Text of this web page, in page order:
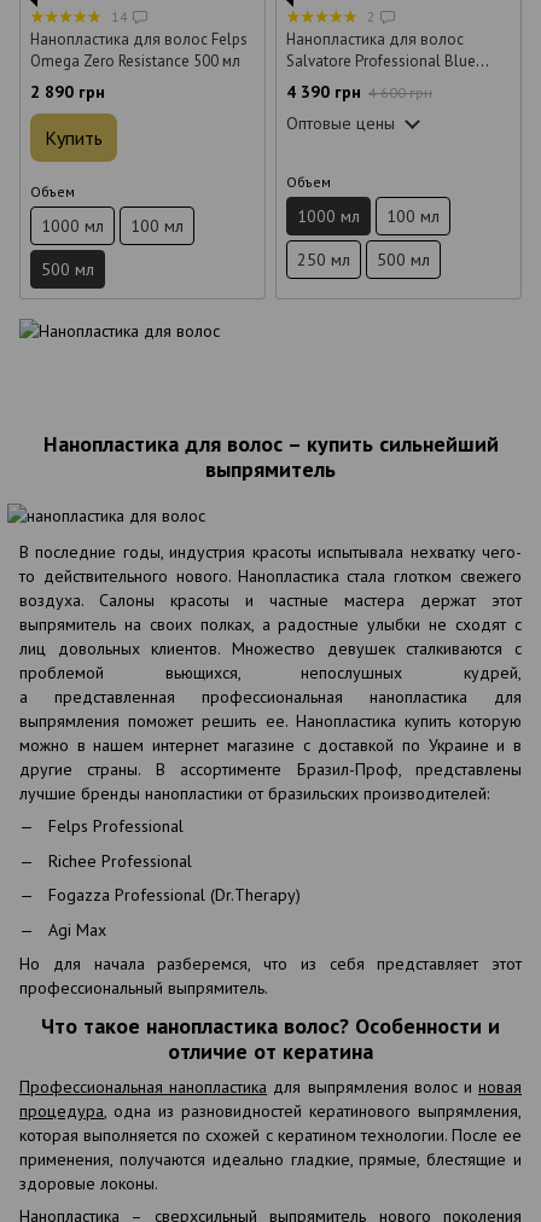
14
Нанопластика для волос Felps
Omega Zero Resistance 500 мл
2 890 грн
Купить
Объем
1000 мл
100 мл
500 мл
2
Нанопластика для волос
Salvatore Professional Blue
Gold Keratin 1 л
4 390 грн 4 600 грн
Оптовые цены
Объем
1000 мл
100 мл
250 мл
500 мл
Нанопластика для волос – купить сильнейший
выпрямитель
В последние годы, индустрия красоты испытывала нехватку чего-
то действительного нового. Нанопластика стала глотком свежего
воздуха. Салоны красоты и частные мастера держат этот
выпрямитель на своих полках, а радостные улыбки не сходят с
лиц довольных клиентов. Множество девушек сталкиваются с
проблемой вьющихся, непослушных кудрей,
а представленная профессиональная нанопластика для
выпрямления поможет решить ее. Нанопластика купить которую
можно в нашем интернет магазине с доставкой по Украине и в
другие страны. В ассортименте Бразил-Проф, представлены
лучшие бренды нанопластики от бразильских производителей:
Felps Professional
Richee Professional
Fogazza Professional (Dr.Therapy)
Agi Max
Но для начала разберемся, что из себя представляет этот
профессиональный выпрямитель.
Что такое нанопластика волос? Особенности и
отличие от кератина
Профессиональная нанопластика для выпрямления волос иновая
процедура , одна из разновидностей кератинового выпрямления,
которая выполняется по схожей с кератином технологии. После ее
применения, получаются идеально гладкие, прямые, блестящие и
здоровые локоны.
Нанопластика – сверхсильный выпрямитель нового поколения